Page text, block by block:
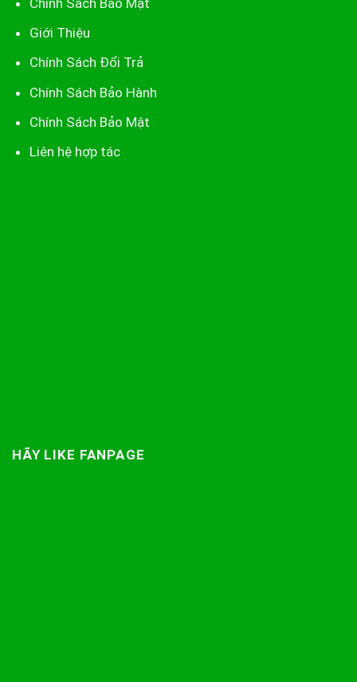
Giới Thiệu
Chính Sách Đổi Trả
Chính Sách Bảo Hành
Chính Sách Bảo Mật
Liên hệ hợp tác
HÃY LIKE FANPAGE